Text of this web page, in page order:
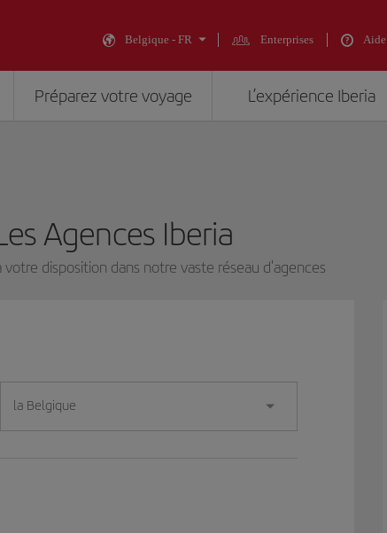
Belgique - FR Enterprises Aide
Préparez votre voyage L’expérience Iberia
Agences Iberia
votre disposition dans notre vaste réseau d'agences
la Belgique